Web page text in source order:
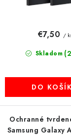
Podmienky
Skladom
€7,50 /
DO
Ochranné
Samsung Galaxy